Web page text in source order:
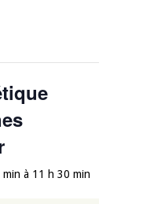
à 11 h 30 min